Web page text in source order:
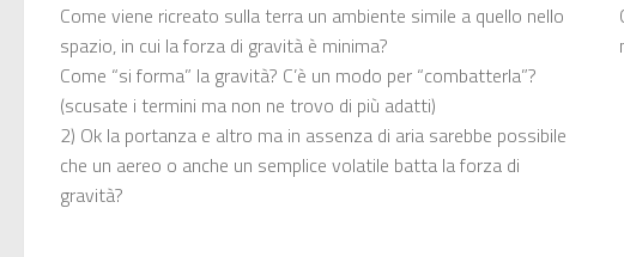
Come viene ricreato sulla terra un ambiente simile a quello nello
spazio, in cui la forza di gravità è minima?
Come “si forma” la gravità? C’è un modo per “combatterla”?
(scusate i termini ma non ne trovo di più adatti)
2) Ok la portanza e altro ma in assenza di aria sarebbe possibile
che un aereo o anche un semplice volatile batta la forza di
gravità?